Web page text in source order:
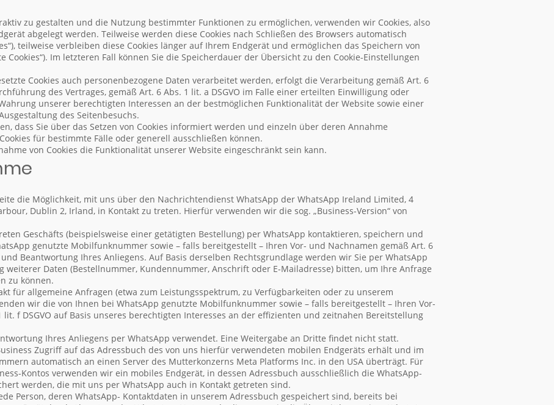
zu gestalten und die Nutzung bestimmter Funktionen zu ermöglichen, verwenden wir Cookies, also
abgelegt werden. Teilweise werden diese Cookies nach Schließen des Browsers automatisch
teilweise verbleiben diese Cookies länger auf Ihrem Endgerät und ermöglichen das Speichern von
Cookies“). Im letzteren Fall können Sie die Speicherdauer der Übersicht zu den Cookie-Einstellungen
Cookies auch personenbezogene Daten verarbeitet werden, erfolgt die Verarbeitung gemäß Art. 6
des Vertrages, gemäß Art. 6 Abs. 1 lit. a DSGVO im Falle einer erteilten Einwilligung oder
unserer berechtigten Interessen an der bestmöglichen Funktionalität der Website sowie einer
des Seitenbesuchs.
dass Sie über das Setzen von Cookies informiert werden und einzeln über deren Annahme
für bestimmte Fälle oder generell ausschließen können.
von Cookies die Funktionalität unserer Website eingeschränkt sein kann.
die Möglichkeit, mit uns über den Nachrichtendienst WhatsApp der WhatsApp Ireland Limited, 4
Dublin 2, Irland, in Kontakt zu treten. Hierfür verwenden wir die sog. „Business-Version“ von
Geschäfts (beispielsweise einer getätigten Bestellung) per WhatsApp kontaktieren, speichern und
genutzte Mobilfunknummer sowie – falls bereitgestellt – Ihren Vor- und Nachnamen gemäß Art. 6
Beantwortung Ihres Anliegens. Auf Basis derselben Rechtsgrundlage werden wir Sie per WhatsApp
weiterer Daten (Bestellnummer, Kundennummer, Anschrift oder E-Mailadresse) bitten, um Ihre Anfrage
zu können.
für allgemeine Anfragen (etwa zum Leistungsspektrum, zu Verfügbarkeiten oder zu unserem
wir die von Ihnen bei WhatsApp genutzte Mobilfunknummer sowie – falls bereitgestellt – Ihren Vor-
lit. f DSGVO auf Basis unseres berechtigten Interesses an der effizienten und zeitnahen Bereitstellung
Ihres Anliegens per WhatsApp verwendet. Eine Weitergabe an Dritte findet nicht statt.
Zugriff auf das Adressbuch des von uns hierfür verwendeten mobilen Endgeräts erhält und im
automatisch an einen Server des Mutterkonzerns Meta Platforms Inc. in den USA überträgt. Für
Kontos verwenden wir ein mobiles Endgerät, in dessen Adressbuch ausschließlich die WhatsApp-
werden, die mit uns per WhatsApp auch in Kontakt getreten sind.
Person, deren WhatsApp- Kontaktdaten in unserem Adressbuch gespeichert sind, bereits bei